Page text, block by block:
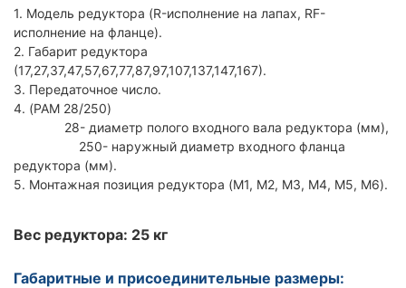
1. Модель редуктора (R-исполнение на лапах, RF-
исполнение на фланце).
2. Габарит редуктора
(17,27,37,47,57,67,77,87,97,107,137,147,167).
3. Передаточное число.
4. (PAM 28/250)
28- диаметр полого входного вала редуктора (мм),
250- наружный диаметр входного фланца
редуктора (мм).
5. Монтажная позиция редуктора (M1, M2, M3, M4, M5, M6).
Вес редуктора: 25 кг
Габаритные и присоединительные размеры: